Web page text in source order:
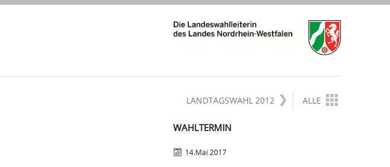
LANDTAGSWAHL 2012 ALLE
WAHLTERMIN
14.Mai 2017